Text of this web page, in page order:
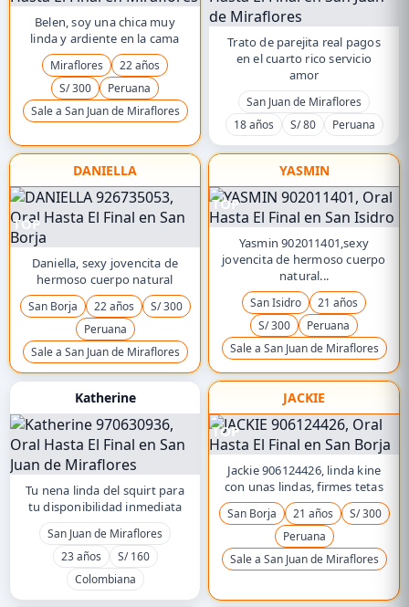
Belen, soy una chica muy
linda y ardiente en la cama
Miraflores
22 años
S/ 300
Peruana
Sale a San Juan de Miraflores
Trato de parejita real pagos
en el cuarto rico servicio
amor
San Juan de Miraflores
18 años
S/ 80 Peruana
DANIELLA
TOP
Daniella, sexy jovencita de
hermoso cuerpo natural
San Borja 22 años
S/ 300
Peruana
Sale a San Juan de Miraflores
YASMIN
TOP
Yasmin 902011401,sexy
jovencita de hermoso cuerpo
natural...
San Isidro
21 años
S/ 300
Peruana
Sale a San Juan de Miraflores
Katherine
Tu nena linda del squirt para
tu disponibilidad inmediata
San Juan de Miraflores
23 años
S/ 160
Colombiana
JACKIE
TOP
Jackie 906124426, linda kine
con unas lindas, firmes tetas
San Borja 21 años
S/ 300
Peruana
Sale a San Juan de Miraflores